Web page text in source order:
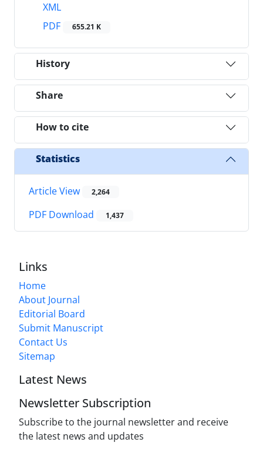
XML
PDF
655.21 K
History
Share
How to cite
Statistics
Article View 2,264
PDF Download 1,437
Links
Home
About Journal
Editorial Board
Submit Manuscript
Contact Us
Sitemap
Latest News
Newsletter Subscription
Subscribe to the journal newsletter and receive
the latest news and updates